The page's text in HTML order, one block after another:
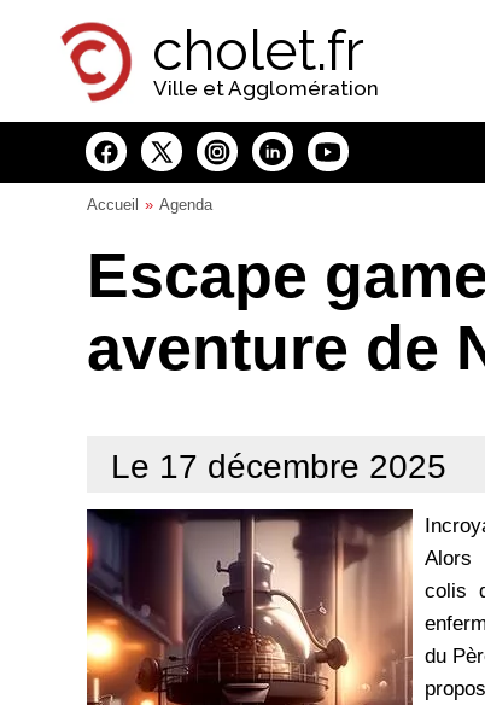
cholet.fr
Ville et Agglomération
Accueil Agenda
Escape
aventure de
Le 17 décembre 2025
Alors
colis
du